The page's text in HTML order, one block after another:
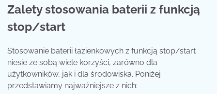
Zalety stosowania baterii z funkcją
stop/start
Stosowanie baterii łazienkowych z funkcją stop/start
niesie ze sobą wiele korzyści, zarówno dla
użytkowników, jak i dla środowiska. Poniżej
przedstawiamy najważniejsze z nich: